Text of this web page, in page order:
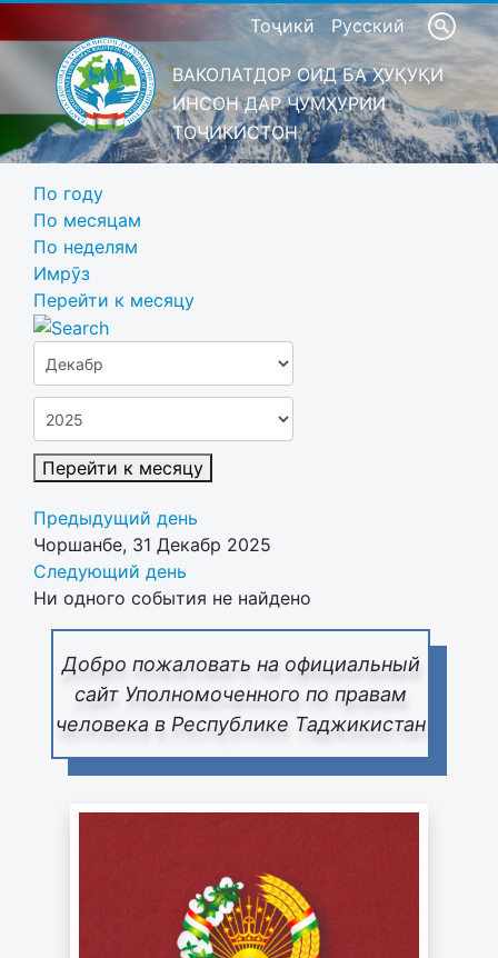
Тоҷикӣ Русский
ВАКОЛАТДОР ОИД БА ҲУҚУҚИ
ИНСОН ДАР ҶУМҲУРИИ
ТОҶИКИСТОН
Добро пожаловать на официальный
сайт Уполномоченного по правам
человека в Республике Таджикистан
По году
По месяцам
По неделям
Имрӯз
Перейти к месяцу
Перейти к месяцу
Предыдущий день
Чоршанбе, 31 Декабр 2025
Следующий день
Ни одного события не найдено